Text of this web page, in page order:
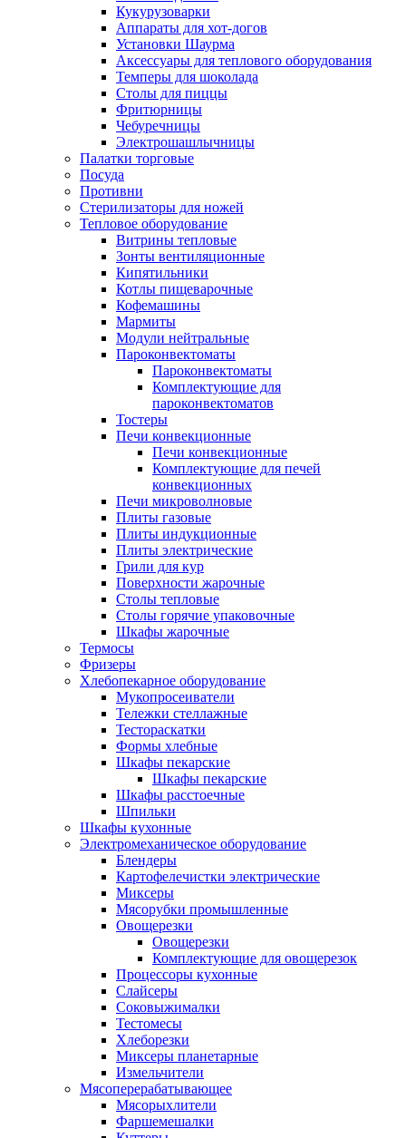
Кукурузоварки
Аппараты для хот-догов
Установки Шаурма
Аксессуары для теплового оборудования
Темперы для шоколада
Столы для пиццы
Фритюрницы
Чебуречницы
Электрошашлычницы
Палатки торговые
Посуда
Противни
Стерилизаторы для ножей
Тепловое оборудование
Витрины тепловые
Зонты вентиляционные
Кипятильники
Котлы пищеварочные
Кофемашины
Мармиты
Модули нейтральные
Пароконвектоматы
Пароконвектоматы
Комплектующие для
пароконвектоматов
Тостеры
Печи конвекционные
Печи конвекционные
Комплектующие для печей
конвекционных
Печи микроволновые
Плиты газовые
Плиты индукционные
Плиты электрические
Грили для кур
Поверхности жарочные
Столы тепловые
Столы горячие упаковочные
Шкафы жарочные
Термосы
Фризеры
Хлебопекарное оборудование
Мукопросеиватели
Тележки стеллажные
Тестораскатки
Формы хлебные
Шкафы пекарские
Шкафы пекарские
Шкафы расстоечные
Шпильки
Шкафы кухонные
Электромеханическое оборудование
Блендеры
Картофелечистки электрические
Миксеры
Мясорубки промышленные
Овощерезки
Овощерезки
Комплектующие для овощерезок
Процессоры кухонные
Слайсеры
Соковыжималки
Тестомесы
Хлеборезки
Миксеры планетарные
Измельчители
Мясоперерабатывающее
Мясорыхлители
Фаршемешалки